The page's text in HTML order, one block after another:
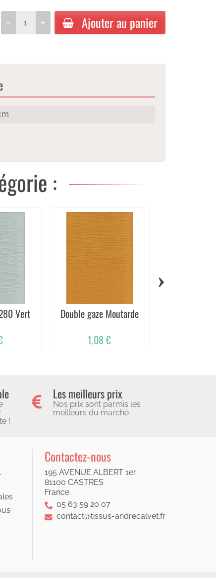
Ajouter au panier
:
Vert
Double gaze Moutarde
1,08 €
›
!
Les meilleurs prix
Nos prix sont parmis les
meilleurs du marché
Contactez-nous
195 AVENUE ALBERT 1er
81100 CASTRES
France
05 63 59 20 07
contact@tissus-andrecalvet.fr